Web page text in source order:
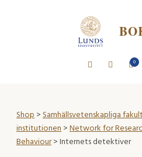
0
Shop>Samhällsvetenskapliga
institutionen>Network for
Behaviour> Internets detektiver